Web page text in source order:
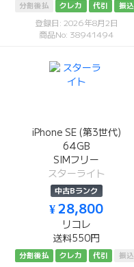
分割後払 クレカ 代引 振込
登録日: 2026年8月2日
商品No: 38941494
iPhone SE (第3世代)
64GB
SIMフリー
スターライト
中古Bランク
¥ 28,800
リコレ
送料550円
分割後払 クレカ 代引 振込